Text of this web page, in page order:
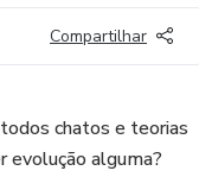
Compartilhar
chatos e teorias
evolução alguma?